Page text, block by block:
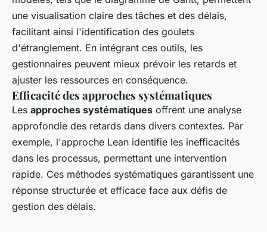
une visualisation claire des tâches et des délais,
facilitant ainsi l'identification des goulets
d'étranglement. En intégrant ces outils, les
gestionnaires peuvent mieux prévoir les retards et
ajuster les ressources en conséquence.
Efficacité des approches systématiques
Les approches systématiques offrent une analyse
approfondie des retards dans divers contextes. Par
exemple, l'approche Lean identifie les inefficacités
dans les processus, permettant une intervention
rapide. Ces méthodes systématiques garantissent une
réponse structurée et efficace face aux défis de
gestion des délais.